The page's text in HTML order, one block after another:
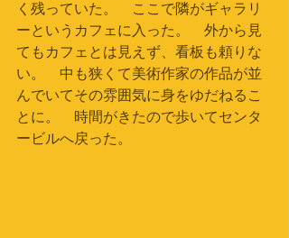
く残っていた。　ここで隣がギャラリ
ーというカフェに入った。　外から見
てもカフェとは見えず、看板も頼りな
い。　中も狭くて美術作家の作品が並
んでいてその雰囲気に身をゆだねるこ
とに。　時間がきたので歩いてセンタ
ービルへ戻った。